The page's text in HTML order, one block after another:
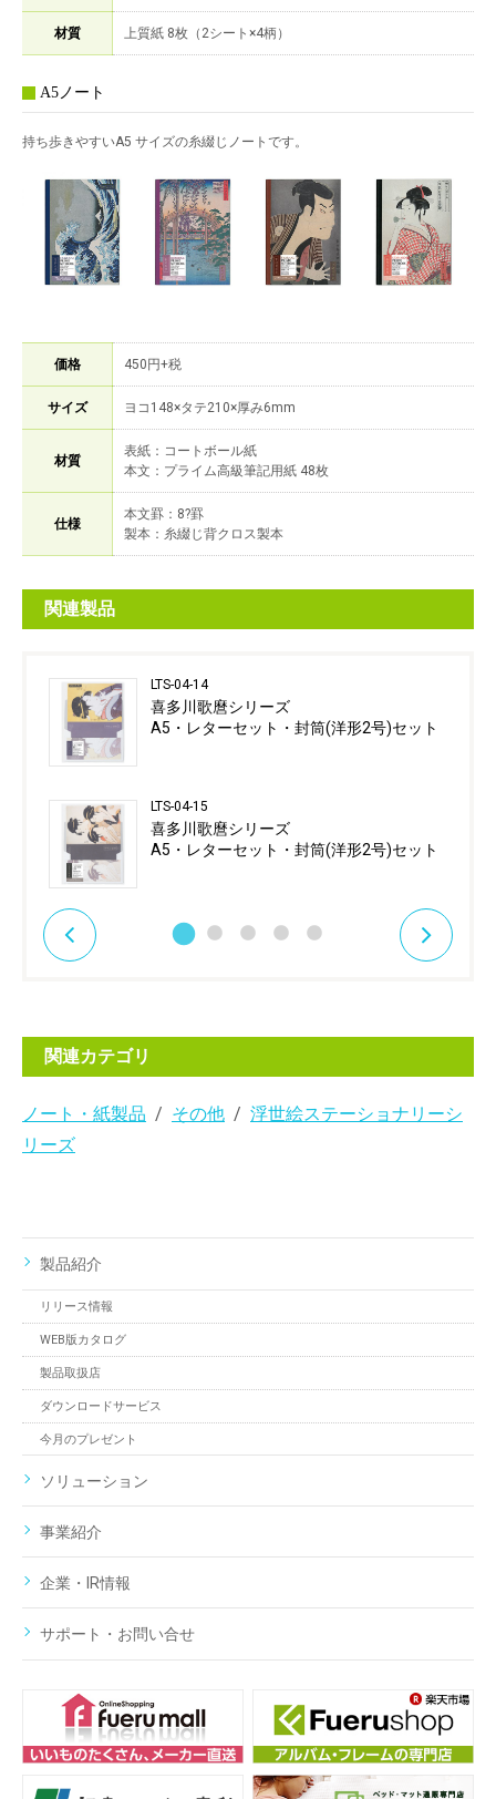
材質 上質紙 8枚（2シート×4柄）
A5ノート
持ち歩きやすいA5 サイズの糸綴じノートです。
価格 450円+税
サイズ ヨコ148×タテ210×厚み6mm
材質
表紙：コートボール紙
本文：プライム高級筆記用紙 48枚
仕様
本文罫：8?罫
製本：糸綴じ背クロス製本
関連製品
LTS-04-14
喜多川歌麿シリーズ
A5・レターセット・封筒(洋形2号)セット
LTS-04-15
喜多川歌麿シリーズ
A5・レターセット・封筒(洋形2号)セット
関連カテゴリ
ノート・紙製品 その他
浮世絵ステーショナリーシ
リーズ
製品紹介
リリース情報
WEB版カタログ
製品取扱店
ダウンロードサービス
今月のプレゼント
ソリューション
事業紹介
企業・IR情報
サポート・お問い合せ